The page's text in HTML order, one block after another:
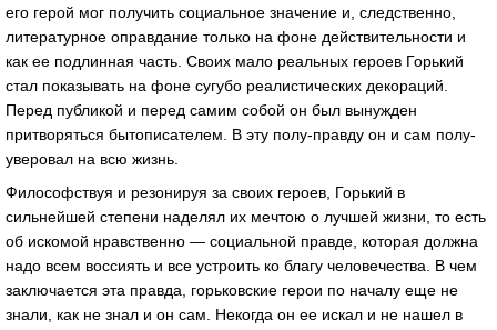
его герой мог получить социальное значение и, следственно,
литературное оправдание только на фоне действительности и
как ее подлинная часть. Своих мало реальных героев Горький
стал показывать на фоне сугубо реалистических декораций.
Перед публикой и перед самим собой он был вынужден
притворяться бытописателем. В эту полу-правду он и сам полу-
уверовал на всю жизнь.
Философствуя и резонируя за своих героев, Горький в
сильнейшей степени наделял их мечтою о лучшей жизни, то есть
об искомой нравственно — социальной правде, которая должна
надо всем воссиять и все устроить ко благу человечества. В чем
заключается эта правда, горьковские герои по началу еще не
знали, как не знал и он сам. Некогда он ее искал и не нашел в